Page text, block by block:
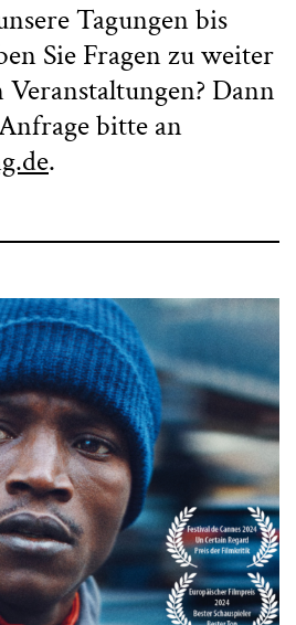
Tagungen bis
Sie Fragen zu weiter
Dann
bitte an
.